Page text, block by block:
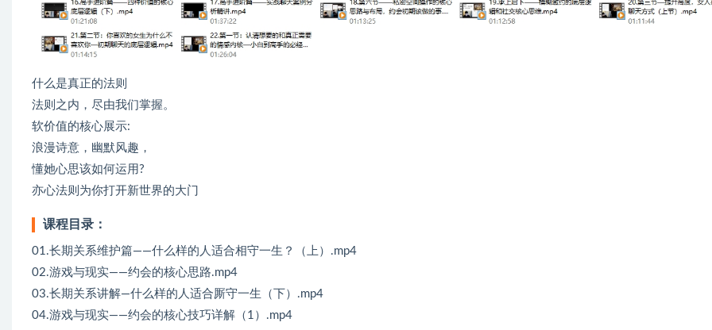
什么是真正的法则
法则之内，尽由我们掌握。
软价值的核心展示:
浪漫诗意，幽默风趣，
懂她心思该如何运用?
亦心法则为你打开新世界的大门
课程目录：
01.长期关系维护篇——什么样的人适合相守一生？（上）.mp4
02.游戏与现实——约会的核心思路.mp4
03.长期关系讲解—什么样的人适合厮守一生（下）.mp4
04.游戏与现实——约会的核心技巧详解（1）.mp4